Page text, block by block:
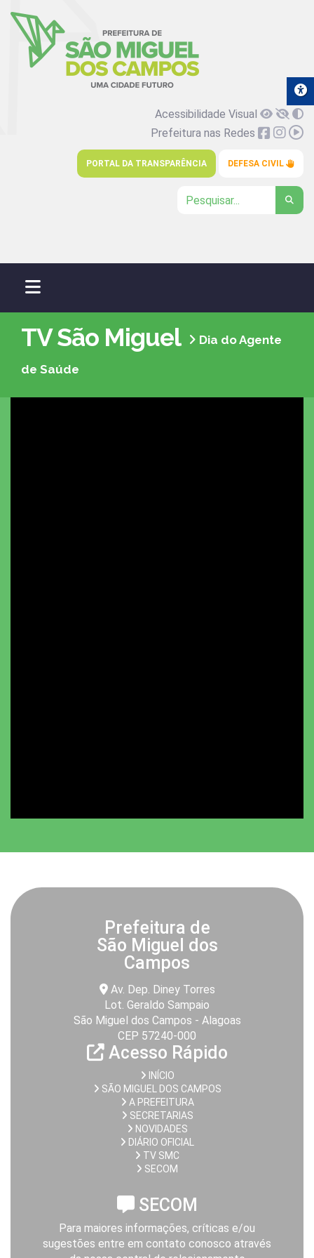
Acessibilidade Visual
Prefeitura nas Redes
PORTAL DA TRANSPARÊNCIA DEFESA CIVIL
TV São Miguel Dia do Agente
de Saúde
Prefeitura de
São Miguel dos
Campos
Av. Dep. Diney Torres
Lot. Geraldo Sampaio
São Miguel dos Campos - Alagoas
CEP 57240-000
Acesso Rápido
INÍCIO
SÃO MIGUEL DOS CAMPOS
A PREFEITURA
SECRETARIAS
NOVIDADES
DIÁRIO OFICIAL
TV SMC
SECOM
SECOM
Para maiores informações, críticas e/ou
sugestões entre em contato conosco através